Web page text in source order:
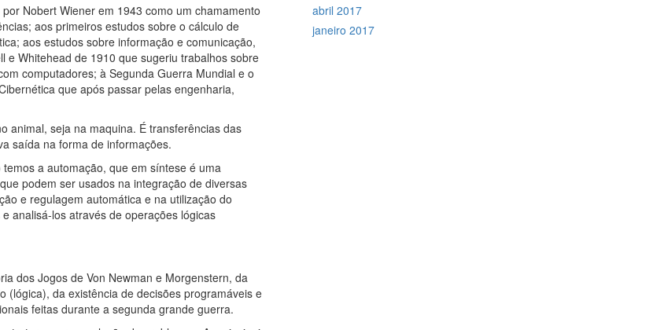
Nobert Wiener em 1943 como um chamamento
aos primeiros estudos sobre o cálculo de
aos estudos sobre informação e comunicação,
e Whitehead de 1910 que sugeriu trabalhos sobre
computadores; à Segunda Guerra Mundial e o
que após passar pelas engenharia,
animal, seja na maquina. É transferências das
saída na forma de informações.
a automação, que em síntese é uma
podem ser usados na integração de diversas
e regulagem automática e na utilização do
analisá-los através de operações lógicas
dos Jogos de Von Newman e Morgenstern, da
(lógica), da existência de decisões programáveis e
feitas durante a segunda grande guerra.
abril 2017
janeiro 2017